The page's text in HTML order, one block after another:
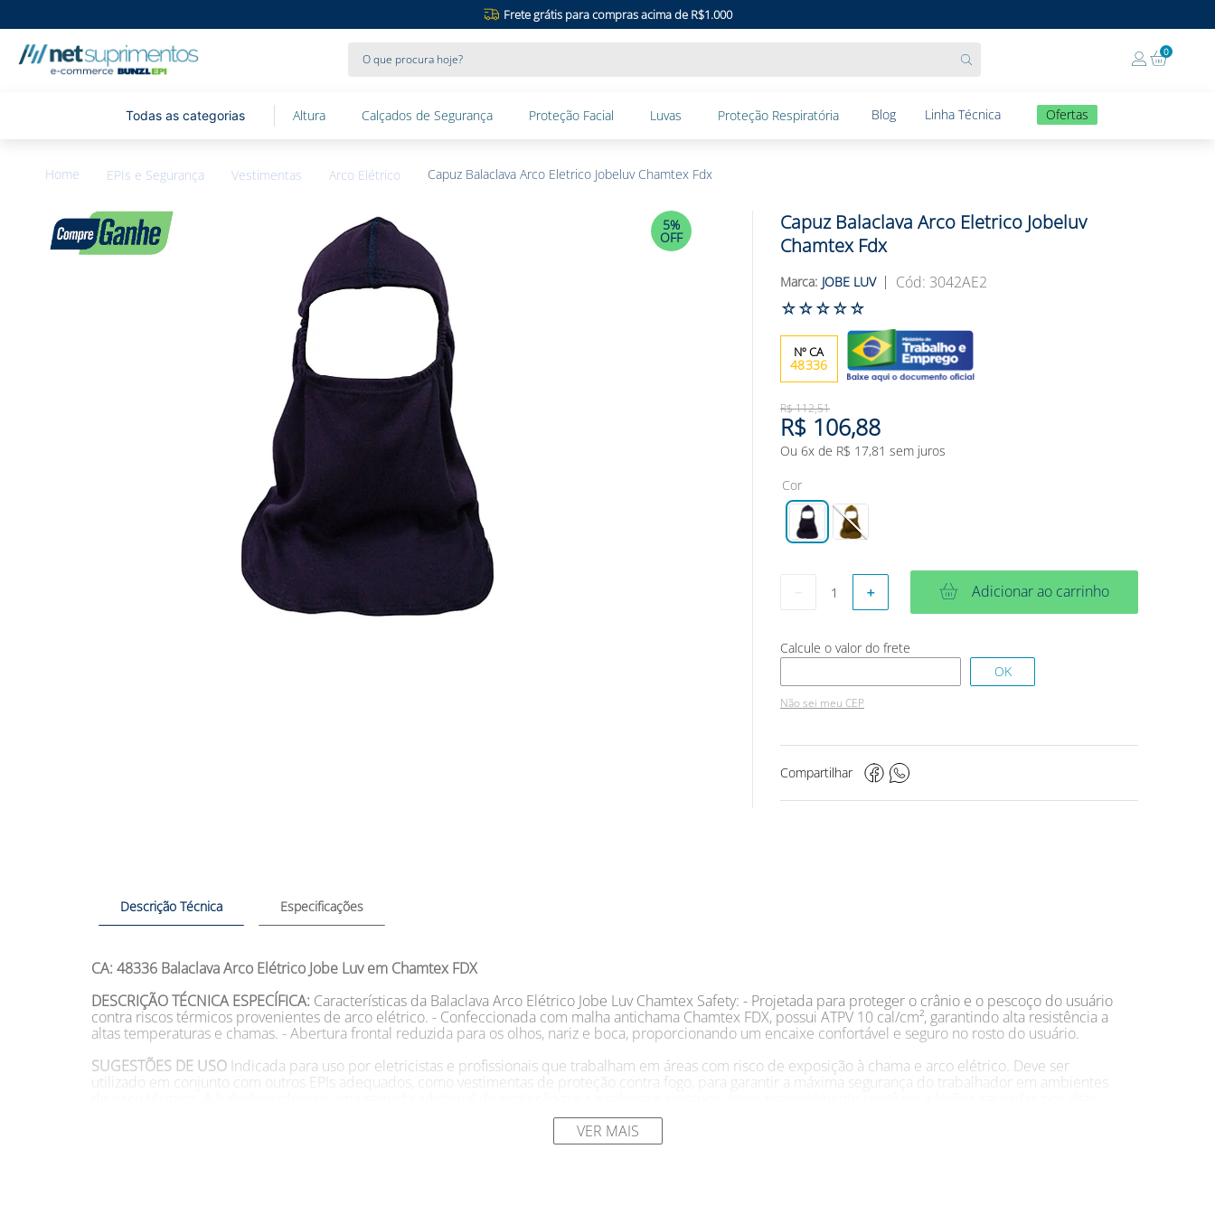
Frete grátis para compras acima de R$1.000
0
Altura Calçados de Segurança Proteção Facial Luvas Proteção Respiratória Blog Linha Técnica Ofertas
EPIs e Segurança Vestimentas Arco Elétrico Capuz Balaclava Arco Eletrico Jobeluv Chamtex Fdx
5%
OFF
Capuz Balaclava Arco Eletrico Jobeluv
Chamtex Fdx
JOBE LUV : 3042AE2
☆☆☆☆☆
48336
R$112,51
R$ 106,88
Ou 6x de R$ 17,81 sem juros
Cor
＋ Adicionar ao carrinho
Não sei meu CEP
Compartilhar
Descrição Técnica Especificações
CA: 48336 Balaclava Arco Elétrico Jobe Luv em Chamtex FDX
DESCRIÇÃO TÉCNICA ESPECÍFICA: Características da Balaclava Arco Elétrico Jobe Luv Chamtex Safety: - Projetada para proteger o crânio e o pescoço do usuário
contra riscos térmicos provenientes de arco elétrico. - Confeccionada com malha antichama Chamtex FDX, possui ATPV 10 cal/cm², garantindo alta resistência a
altas temperaturas e chamas. - Abertura frontal reduzida para os olhos, nariz e boca, proporcionando um encaixe confortável e seguro no rosto do usuário.
SUGESTÕES DE USO Indicada para uso por eletricistas e profissionais que trabalham em áreas com risco de exposição à chama e arco elétrico. Deve ser
utilizado em conjunto com outros EPIs adequados, como vestimentas de proteção contra fogo, para garantir a máxima segurança do trabalhador em ambientes
temperaturas e chamas. Sua malha antichama Chamtex FDX, com ATPV 10 cal/cm², proporciona confiabilidade e segurança ao usuário durante suas atividades
VER MAIS